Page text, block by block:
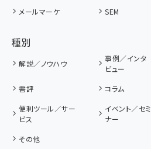
メールマーケ
SEM
種別
解説／ノウハウ
事例／インタ
ビュー
書評 コラム
便利ツール／サー
ビス
イベント／セミ
ナー
その他